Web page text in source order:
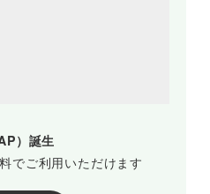
）誕生
でご利用いただけます